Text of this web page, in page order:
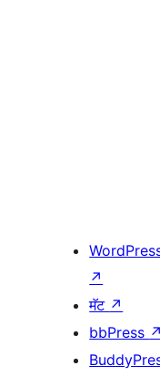
↗
मॅट ↗
bbPress ↗